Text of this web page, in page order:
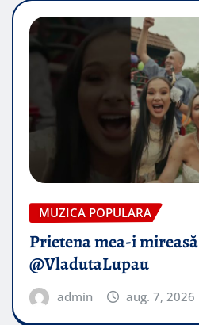
MUZICA POPULARA
Prietena mea-i mireasă​
@VladutaLupau
admin aug. 7, 2026